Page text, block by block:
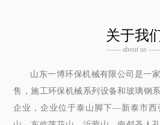
关于我
—— about us
山东一博环保机械有限公司是一
售，施工环保机械系列设备和玻璃钢
企业，企业位于泰山脚下—新泰市西